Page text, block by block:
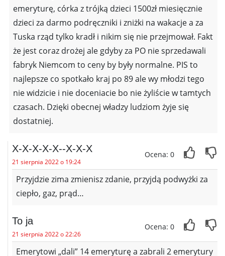
emeryturę, córka z trójką dzieci 1500zł miesięcznie
dzieci za darmo podręczniki i zniżki na wakacje a za
Tuska rząd tylko kradł i nikim się nie przejmował. Fakt
że jest coraz drożej ale gdyby za PO nie sprzedawali
fabryk Niemcom to ceny by były normalne. PIS to
najlepsze co spotkało kraj po 89 ale wy młodzi tego
nie widzicie i nie doceniacie bo nie żyliście w tamtych
czasach. Dzięki obecnej władzy ludziom żyje się
dostatniej.
X-X-X-X-X--X-X-X
21 sierpnia 2022 o 19:24
Ocena: 0
Przyjdzie zima zmienisz zdanie, przyjdą podwyżki za
ciepło, gaz, prąd…
To ja
21 sierpnia 2022 o 22:26
Ocena: 0
Emerytowi „dali” 14 emeryturę a zabrali 2 emerytury